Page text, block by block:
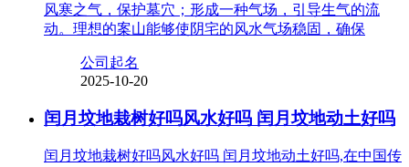
风寒之气，保护墓穴；形成一种气场，引导生气的流
动。理想的案山能够使阴宅的风水气场稳固，确保
公司起名
2025-10-20
闰月坟地栽树好吗风水好吗 闰月坟地动土好吗
闰月坟地栽树好吗风水好吗 闰月坟地动土好吗,在中国传